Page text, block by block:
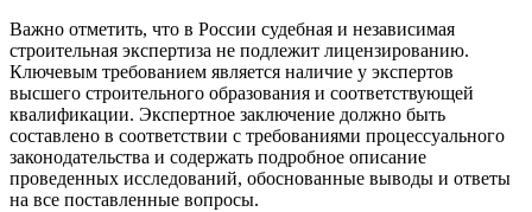
Важно отметить, что в России судебная и независимая
строительная экспертиза не подлежит лицензированию.
Ключевым требованием является наличие у экспертов
высшего строительного образования и соответствующей
квалификации. Экспертное заключение должно быть
составлено в соответствии с требованиями процессуального
законодательства и содержать подробное описание
проведенных исследований, обоснованные выводы и ответы
на все поставленные вопросы.